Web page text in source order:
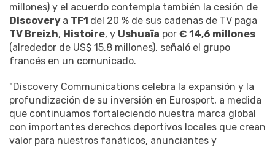
millones) y el acuerdo contempla también la cesión de
Discovery a TF1 del 20 % de sus cadenas de TV paga
TV Breizh, Histoire, y Ushuaïa por € 14,6 millones
(alrededor de US$ 15,8 millones), señaló el grupo
francés en un comunicado.
"Discovery Communications celebra la expansión y la
profundización de su inversión en Eurosport, a medida
que continuamos fortaleciendo nuestra marca global
con importantes derechos deportivos locales que crean
valor para nuestros fanáticos, anunciantes y